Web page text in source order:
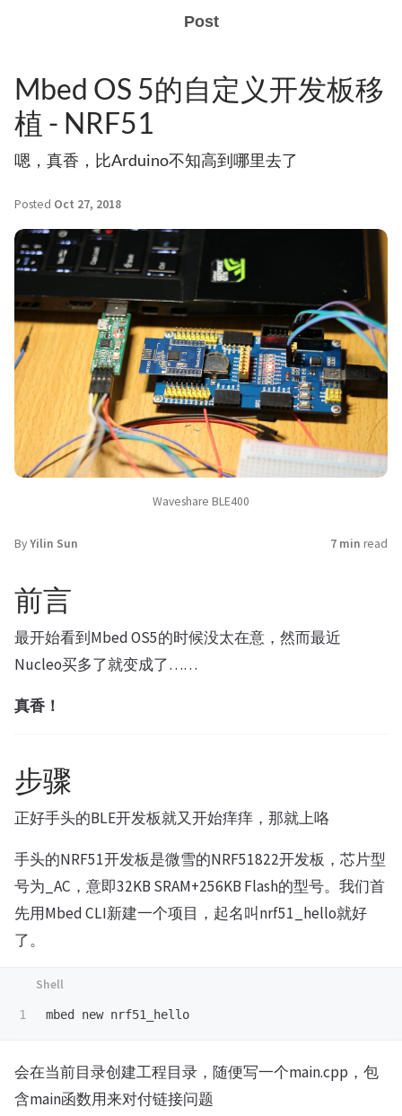
Post
Mbed OS 5的自定义开发板移
植 - NRF51
嗯，真香，比Arduino不知高到哪里去了
Posted Oct 27, 2018
Waveshare BLE400
ByYilin Sun 7 min read
前言
最开始看到Mbed OS5的时候没太在意，然而最近
Nucleo买多了就变成了……
真香！
步骤
正好手头的BLE开发板就又开始痒痒，那就上咯
手头的NRF51开发板是微雪的NRF51822开发板，芯片型
号为_AC，意即32KB SRAM+256KB Flash的型号。我们首
先用Mbed CLI新建一个项目，起名叫nrf51_hello就好
了。
会在当前目录创建工程目录，随便写一个main.cpp，包
含main函数用来对付链接问题